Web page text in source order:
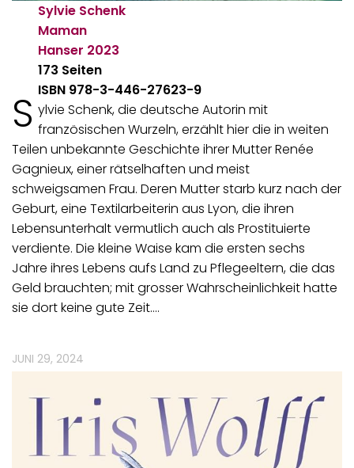
Sylvie Schenk
Maman
Hanser 2023
173 Seiten
ISBN 978-3-446-27623-9
S ylvie Schenk, die deutsche Autorin mit
französischen Wurzeln, erzählt hier die in weiten
Teilen unbekannte Geschichte ihrer Mutter Renée
Gagnieux, einer rätselhaften und meist
schweigsamen Frau. Deren Mutter starb kurz nach der
Geburt, eine Textilarbeiterin aus Lyon, die ihren
Lebensunterhalt vermutlich auch als Prostituierte
verdiente. Die kleine Waise kam die ersten sechs
Jahre ihres Lebens aufs Land zu Pflegeeltern, die das
Geld brauchten; mit grosser Wahrscheinlichkeit hatte
sie dort keine gute Zeit.…
JUNI 29, 2024